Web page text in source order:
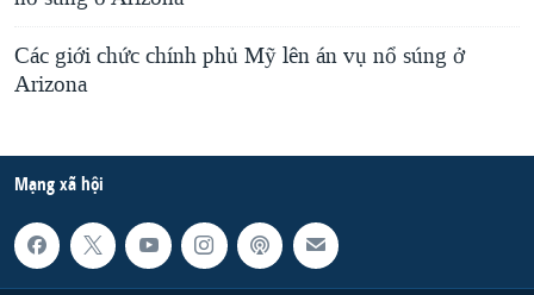
Các giới chức chính phủ Mỹ lên án vụ nổ súng ở
Arizona
Mạng xã hội